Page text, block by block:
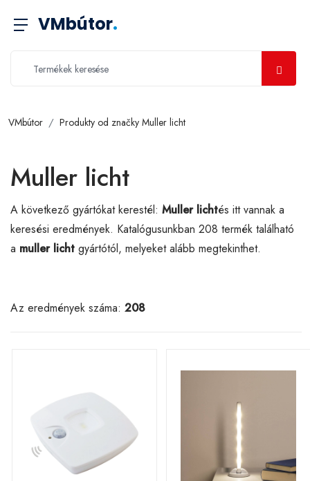
VMbútor.
VMbútor Produkty od značky Muller licht
Muller licht
A következő gyártókat kerestél: Muller lichtés itt vannak a
keresési eredmények. Katalógusunkban 208 termék található
a muller licht gyártótól, melyeket alább megtekinthet.
Az eredmények száma: 208